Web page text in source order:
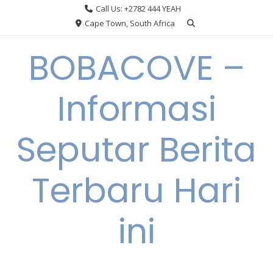
Call Us: +2782 444 YEAH
Cape Town, South Africa
BOBACOVE –
Informasi
Seputar Berita
Terbaru Hari
ini